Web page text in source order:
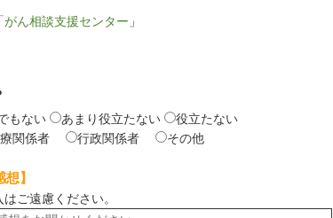
がん相談支援センター 」
もない あまり役立たない
役立たない
療関係者 行政関係者 その他
】
はご遠慮ください。